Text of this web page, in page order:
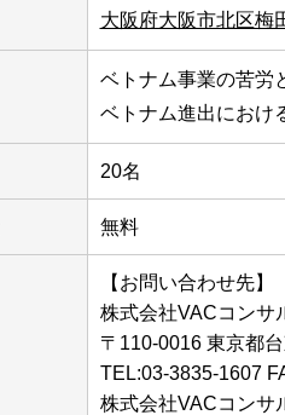
大阪府大阪市北区梅
ベトナム事業の苦労
ベトナム進出におけ
20名
無料
【お問い合わせ先】
株式会社VACコンサ
〒110-0016 東京都
TEL:03-3835-1607
株式会社VACコンサ